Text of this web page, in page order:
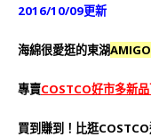
2016/10/09更新
海綿很愛逛的東湖
專賣COSTCO好市多新
買到賺到！比逛COSTCO